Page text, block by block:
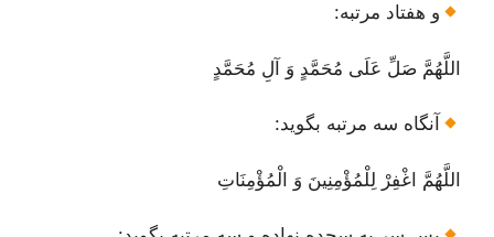
و هفتاد مرتبه:
اللَّهُمَّ صَلِّ عَلَی مُحَمَّدٍ وَ آلِ مُحَمَّدٍ
آنگاه سه مرتبه بگوید:
اللَّهُمَّ اغْفِرْ لِلْمُؤْمِنِینَ وَ الْمُؤْمِنَاتِ